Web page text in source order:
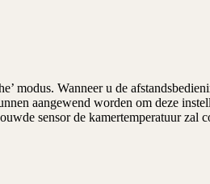
modus. Wanneer u de
aangewend worden om deze
sensor de kamertemperatuur